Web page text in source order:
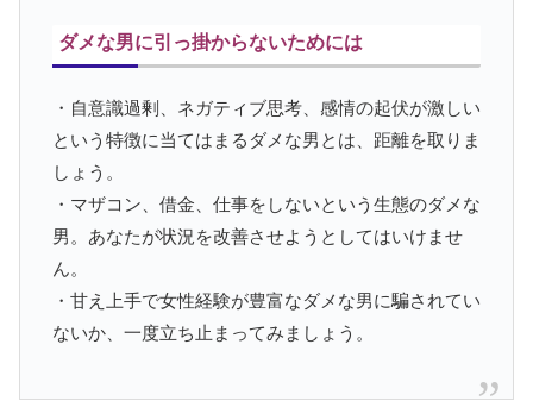
ダメな男に引っ掛からないためには
・自意識過剰、ネガティブ思考、感情の起伏が激しい
という特徴に当てはまるダメな男とは、距離を取りま
しょう。
・マザコン、借金、仕事をしないという生態のダメな
男。あなたが状況を改善させようとしてはいけませ
ん。
・甘え上手で女性経験が豊富なダメな男に騙されてい
ないか、一度立ち止まってみましょう。